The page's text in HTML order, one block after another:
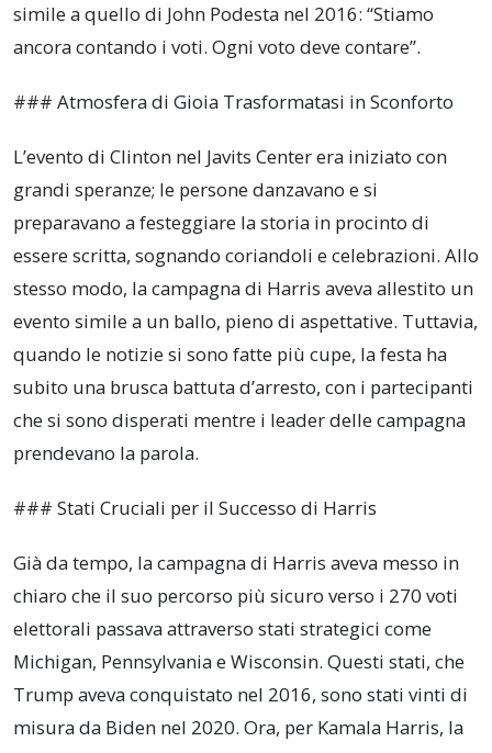
simile a quello di John Podesta nel 2016: “Stiamo
ancora contando i voti. Ogni voto deve contare”.
### Atmosfera di Gioia Trasformatasi in Sconforto
L’evento di Clinton nel Javits Center era iniziato con
grandi speranze; le persone danzavano e si
preparavano a festeggiare la storia in procinto di
essere scritta, sognando coriandoli e celebrazioni. Allo
stesso modo, la campagna di Harris aveva allestito un
evento simile a un ballo, pieno di aspettative. Tuttavia,
quando le notizie si sono fatte più cupe, la festa ha
subito una brusca battuta d’arresto, con i partecipanti
che si sono disperati mentre i leader delle campagna
prendevano la parola.
### Stati Cruciali per il Successo di Harris
Già da tempo, la campagna di Harris aveva messo in
chiaro che il suo percorso più sicuro verso i 270 voti
elettorali passava attraverso stati strategici come
Michigan, Pennsylvania e Wisconsin. Questi stati, che
Trump aveva conquistato nel 2016, sono stati vinti di
misura da Biden nel 2020. Ora, per Kamala Harris, la